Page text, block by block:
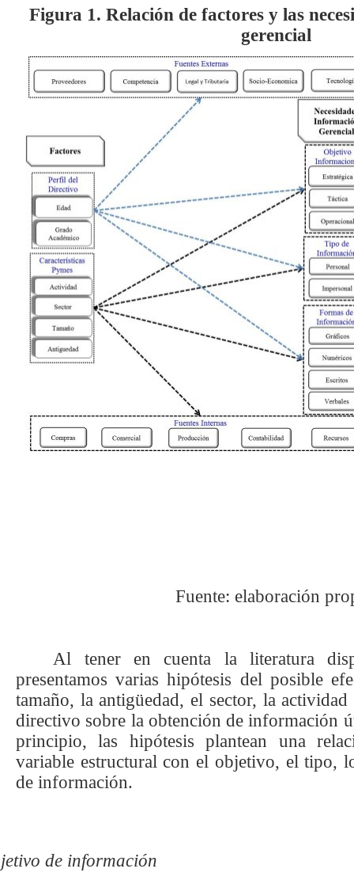
Figura 1. Relación de factores y las
gerencial
Fuente: elaboración
Al tener en cuenta la literatura
presentamos varias hipótesis del posible
tamaño, la antigüedad, el sector, la
directivo sobre la obtención de información
principio, las hipótesis plantean una
variable estructural con el objetivo, el tipo,
de información.
de información